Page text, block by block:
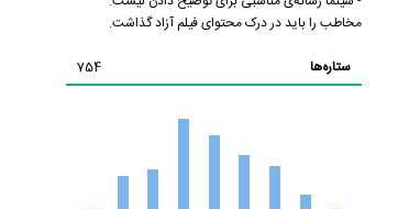
مخاطب را باید در درک محتوای فیلم آزاد گذاشت.
ستاره‌ها
754